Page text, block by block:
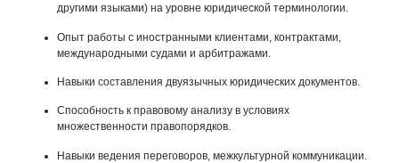
другими языками) на уровне юридической терминологии.
Опыт работы с иностранными клиентами, контрактами,
международными судами и арбитражами.
Навыки составления двуязычных юридических документов.
Способность к правовому анализу в условиях
множественности правопорядков.
Навыки ведения переговоров, межкультурной коммуникации.